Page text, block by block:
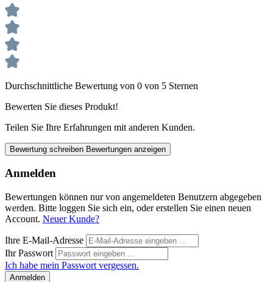
Durchschnittliche Bewertung von 0 von 5 Sternen
Bewerten Sie dieses Produkt!
Teilen Sie Ihre Erfahrungen mit anderen Kunden.
Bewertung schreiben Bewertungen anzeigen
Anmelden
Bewertungen können nur von angemeldeten Benutzern abgegeben
werden. Bitte loggen Sie sich ein, oder erstellen Sie einen neuen
Account. Neuer Kunde?
Ihre E-Mail-Adresse
Ihr Passwort
Ich habe mein Passwort vergessen.
Anmelden